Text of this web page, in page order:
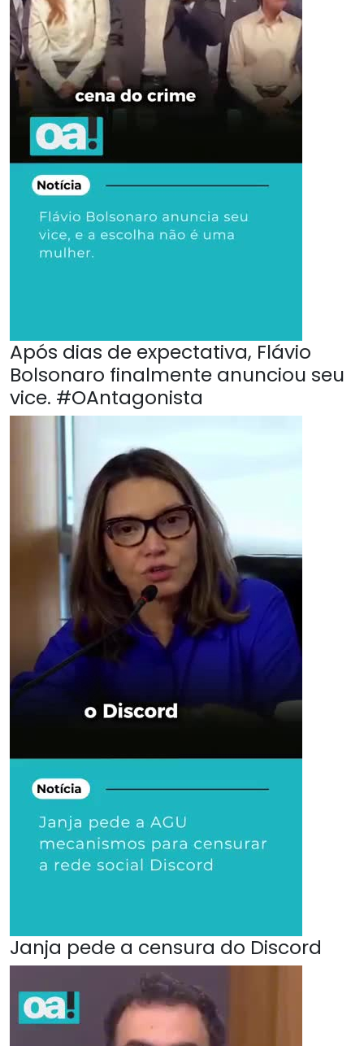
Após dias de expectativa, Flávio
Bolsonaro finalmente anunciou seu
vice. #OAntagonista
Janja pede a censura do Discord